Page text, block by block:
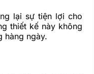
lại sự tiện lợi cho
thiết kế này không
hàng ngày.